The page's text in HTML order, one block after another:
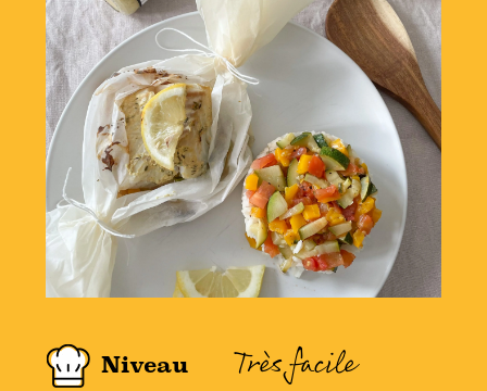
Niveau Très facile